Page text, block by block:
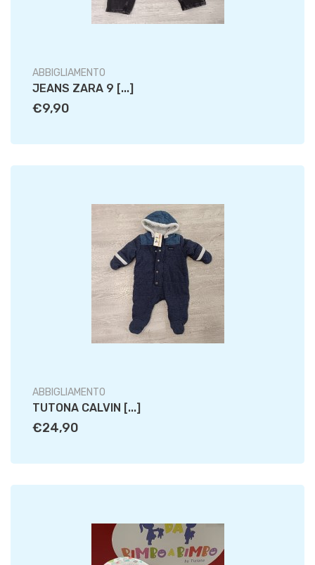
ABBIGLIAMENTO
JEANS ZARA 9 [...]
€9,90
ABBIGLIAMENTO
TUTONA CALVIN [...]
€24,90